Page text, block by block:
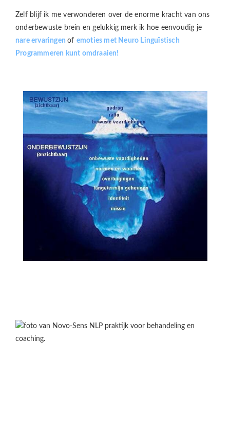
Zelf blijf ik me verwonderen over de enorme kracht van ons
onderbewuste brein en gelukkig merk ik hoe eenvoudig je
nare ervaringenof emoties met Neuro Linguïstisch
Programmeren kunt omdraaien!